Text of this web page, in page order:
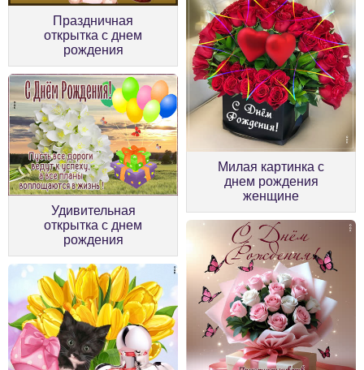
Праздничная
открытка с днем
рождения
Удивительная
открытка с днем
рождения
Милая картинка с
днем рождения
женщине